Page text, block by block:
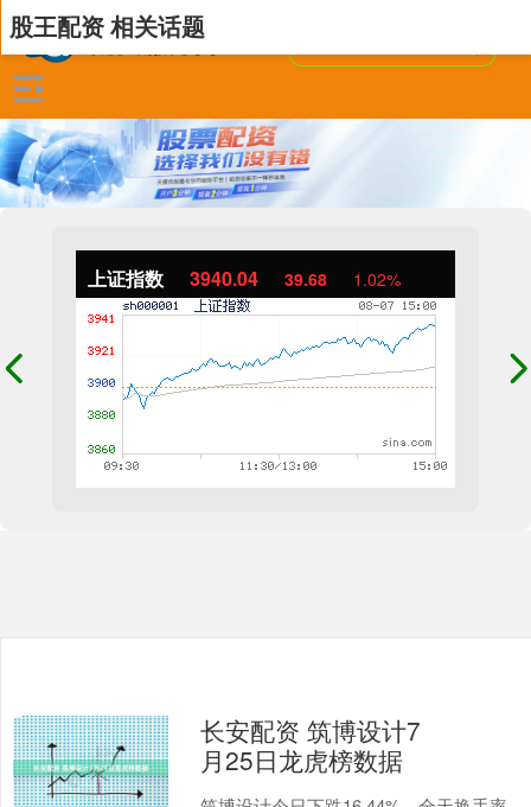
上证指数 3940.04 39.68 1.02%
股王配资 相关话题
长安配资 筑博设计7
月25日龙虎榜数据